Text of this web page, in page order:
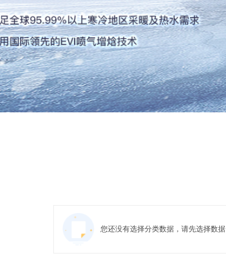
您还没有选择分类数据，请先选择数据